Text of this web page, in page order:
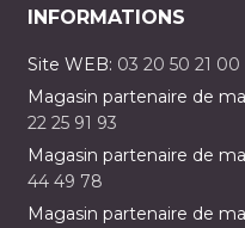
INFORMATIONS
Site WEB: 03 20 50 21 00
Magasin partenaire de
22 25 91 93
Magasin partenaire de
44 49 78
Magasin partenaire de